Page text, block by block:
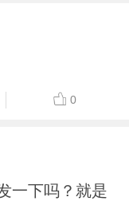
0
一下吗？就是